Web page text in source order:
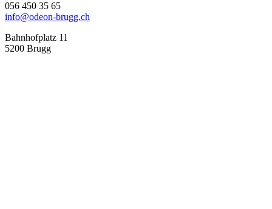
056 450 35 65
info@odeon-brugg.ch
Bahnhofplatz 11
5200 Brugg